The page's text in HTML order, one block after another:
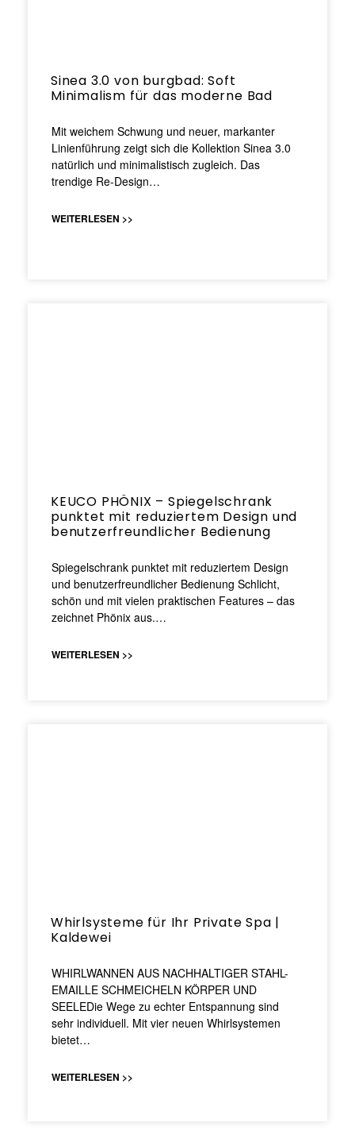
Sinea 3.0 von burgbad: Soft
Minimalism für das moderne Bad
Mit weichem Schwung und neuer, markanter
Linienführung zeigt sich die Kollektion Sinea 3.0
natürlich und minimalistisch zugleich. Das
trendige Re-Design…
WEITERLESEN >>
KEUCO PHÖNIX – Spiegelschrank
punktet mit reduziertem Design und
benutzerfreundlicher Bedienung
Spiegelschrank punktet mit reduziertem Design
und benutzerfreundlicher Bedienung Schlicht,
schön und mit vielen praktischen Features – das
zeichnet Phönix aus.…
WEITERLESEN >>
Whirlsysteme für Ihr Private Spa |
Kaldewei
WHIRLWANNEN AUS NACHHALTIGER STAHL-
EMAILLE SCHMEICHELN KÖRPER UND
SEELEDie Wege zu echter Entspannung sind
sehr individuell. Mit vier neuen Whirlsystemen
bietet…
WEITERLESEN >>